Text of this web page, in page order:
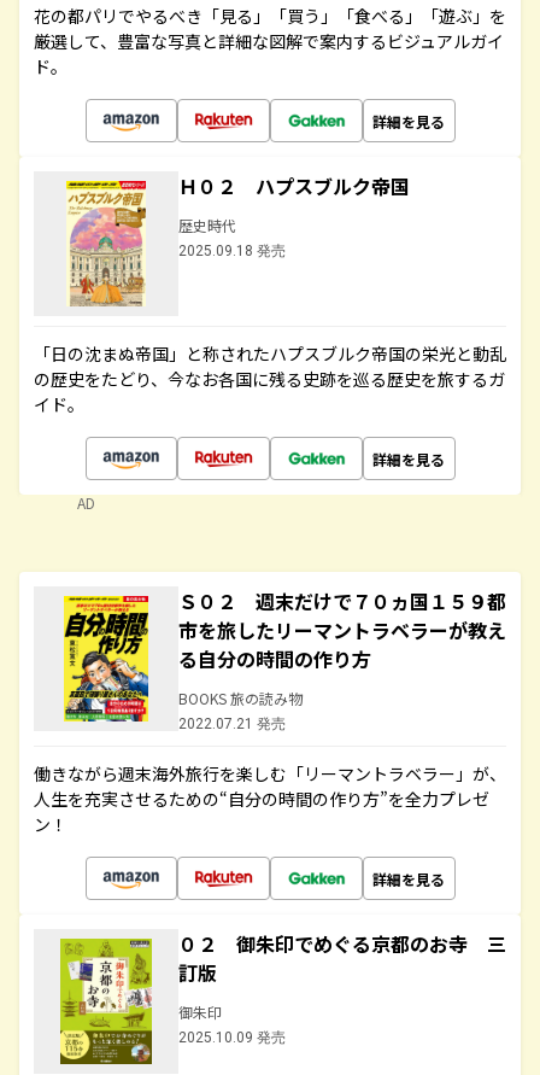
花の都パリでやるべき「見る」「買う」「食べる」「遊ぶ」を
厳選して、豊富な写真と詳細な図解で案内するビジュアルガイ
ド。
詳細を見る
Ｈ０２ ハプスブルク帝国
歴史時代
2025.09.18 発売
「日の沈まぬ帝国」と称されたハプスブルク帝国の栄光と動乱
の歴史をたどり、今なお各国に残る史跡を巡る歴史を旅するガ
イド。
詳細を見る
AD
Ｓ０２ 週末だけで７０ヵ国１５９都
市を旅したリーマントラベラーが教え
る自分の時間の作り方
BOOKS 旅の読み物
2022.07.21 発売
働きながら週末海外旅行を楽しむ「リーマントラベラー」が、
人生を充実させるための“自分の時間の作り方”を全力プレゼ
ン！
詳細を見る
０２ 御朱印でめぐる京都のお寺 三
訂版
御朱印
2025.10.09 発売